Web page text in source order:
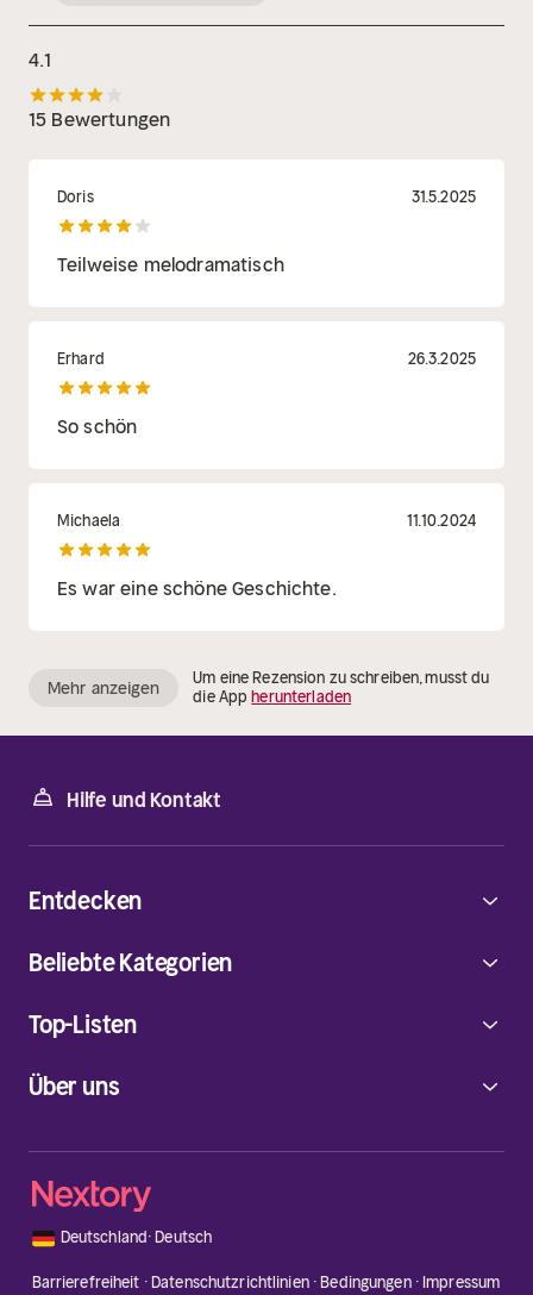
4.1
15 Bewertungen
Doris 31.5.2025
Teilweise melodramatisch
Erhard 26.3.2025
So schön
Michaela 11.10.2024
Es war eine schöne Geschichte.
Mehr anzeigen
Um eine Rezension zu schreiben, musst du
die Appherunterladen
Hilfe und Kontakt
Über uns
Entdecken
Beliebte Kategorien
Top-Listen
🇩🇪 Deutschland·Deutsch
Barrierefreiheit ·Datenschutzrichtlinien·Bedingungen· Impressum